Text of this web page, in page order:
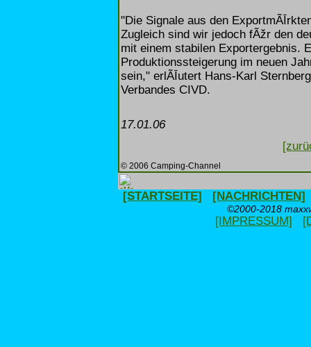
"Die Signale aus den
Zugleich sind wir jedoch fÃžr den
mit einem stabilen Exportergebnis.
Produktionssteigerung im neuen
sein," erlÃĪutert Hans-Karl
Verbandes CIVD.
17.01.06
© 2006 Camping-Channel
[STARTSEITE] [NACHRICHTEN]
©2000-2018
[IMPRESSUM]